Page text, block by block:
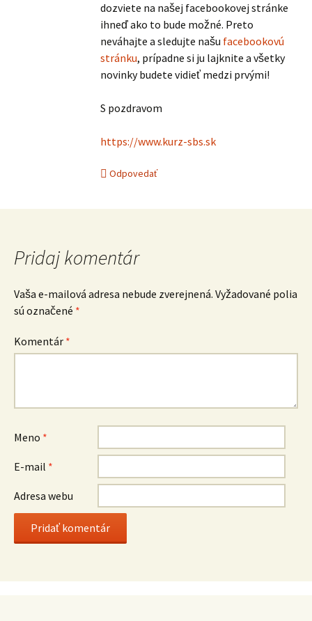
dozviete na našej facebookovej stránke
ihneď ako to bude možné. Preto
neváhajte a sledujte našu facebookovú
stránku, prípadne si ju lajknite a všetky
novinky budete vidieť medzi prvými!
S pozdravom
https://www.kurz-sbs.sk
Odpovedať
Pridaj komentár
Vaša e-mailová adresa nebude zverejnená. Vyžadované polia
sú označené *
Komentár *
Meno *
E-mail *
Adresa webu